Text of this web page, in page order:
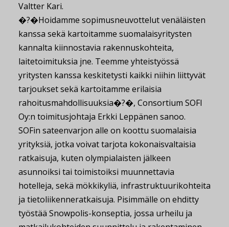
Valtter Kari.
�?�Hoidamme sopimusneuvottelut venäläisten
kanssa sekä kartoitamme suomalaisyritysten
kannalta kiinnostavia rakennuskohteita,
laitetoimituksia jne. Teemme yhteistyössä
yritysten kanssa keskitetysti kaikki niihin liittyvät
tarjoukset sekä kartoitamme erilaisia
rahoitusmahdollisuuksia�?�, Consortium SOFI
Oy:n toimitusjohtaja Erkki Leppänen sanoo.
SOFin sateenvarjon alle on koottu suomalaisia
yrityksiä, jotka voivat tarjota kokonaisvaltaisia
ratkaisuja, kuten olympialaisten jälkeen
asunnoiksi tai toimistoiksi muunnettavia
hotelleja, sekä mökkikyliä, infrastruktuurikohteita
ja tietoliikenneratkaisuja. Pisimmälle on ehditty
työstää Snowpolis-konseptia, jossa urheilu ja